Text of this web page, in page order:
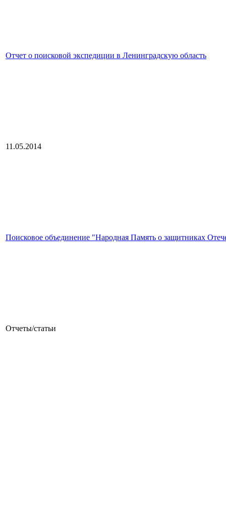
Отчет о поисковой экспедиции в Ленинградскую область
11.05.2014
Поисковое объединение "Народная Память о защитниках
Отчеты/статьи